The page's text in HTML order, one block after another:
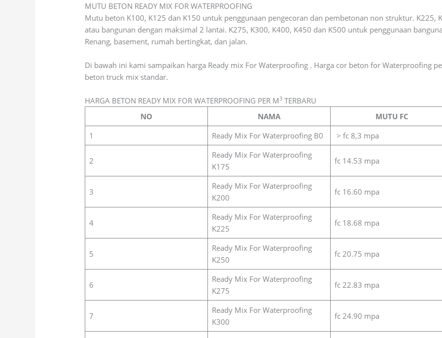
MUTU BETON READY MIX FOR WATERPROOFING
Mutu beton K100, K125 dan K150 untuk penggunaan pengecoran dan pembetonan non struktur. K225,
atau bangunan dengan maksimal 2 lantai. K275, K300, K400, K450 dan K500 untuk penggunaan
Renang, basement, rumah bertingkat, dan jalan.
Di bawah ini kami sampaikan harga Ready mix For Waterproofing . Harga cor beton for Waterproofing
beton truck mix standar.
HARGA BETON READY MIX FOR WATERPROOFING PER M3 TERBARU
NO
NAMA MUTU FC
1 Ready Mix For Waterproofing B0 > fc 8,3 mpa
2
Ready Mix For Waterproofing
K175
fc 14.53 mpa
3
Ready Mix For Waterproofing
K200
fc 16.60 mpa
4
Ready Mix For Waterproofing
K225
fc 18.68 mpa
5
Ready Mix For Waterproofing
K250
fc 20.75 mpa
6
Ready Mix For Waterproofing
K275
fc 22.83 mpa
7
Ready Mix For Waterproofing
K300
fc 24.90 mpa